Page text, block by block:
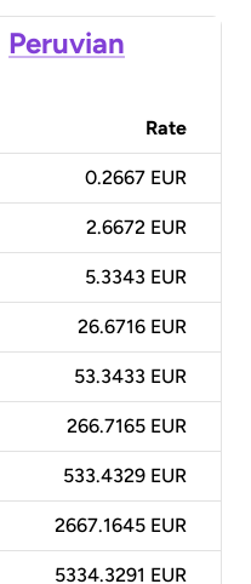
Peruvian
Rate
0.2667 EUR
2.6672 EUR
5.3343 EUR
26.6716 EUR
53.3433 EUR
266.7165 EUR
533.4329 EUR
2667.1645 EUR
5334.3291 EUR